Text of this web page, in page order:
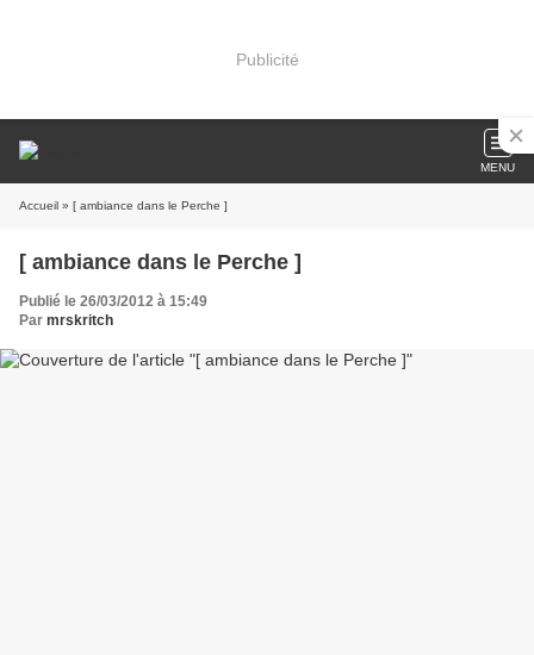
Publicité
MENU
Accueil » [ ambiance dans le Perche ]
[ ambiance dans le Perche ]
Publié le 26/03/2012 à 15:49
Par mrskritch